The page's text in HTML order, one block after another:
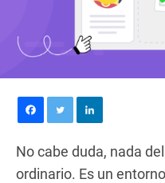
No cabe duda, nada
ordinario. Es un